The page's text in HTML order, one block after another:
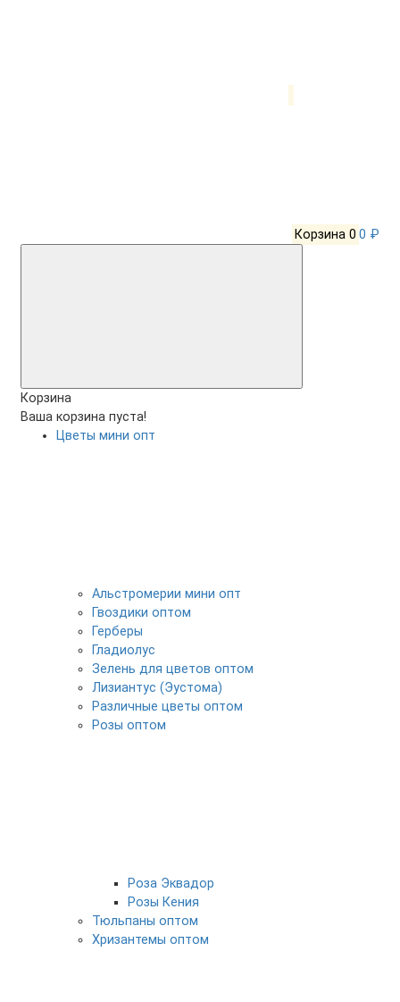
Корзина 0 0 ₽
Корзина
Ваша корзина пуста!
Цветы мини опт
Альстромерии мини опт
Гвоздики оптом
Герберы
Гладиолус
Зелень для цветов оптом
Лизиантус (Эустома)
Различные цветы оптом
Розы оптом
Роза Эквадор
Розы Кения
Тюльпаны оптом
Хризантемы оптом